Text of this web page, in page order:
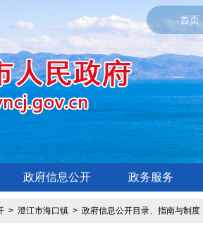
首页
政府信息公开 政务服务
> 澄江市海口镇> 政府信息公开目录、指南与制度